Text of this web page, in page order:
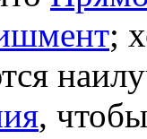
;
,